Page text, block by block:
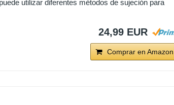
utilizar diferentes métodos de sujeción para
24,99 EUR
Comprar en Amazon